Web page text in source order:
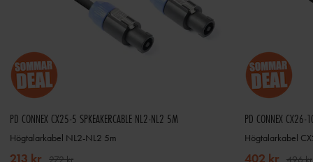
PD CONNEX CX25-5 SPKEAKERCABLE NL2-NL2 5M
Högtalarkabel NL2-NL2 5m
213 kr 272 kr
PD CONNEX
Högtalarkabel
402 kr 496 kr